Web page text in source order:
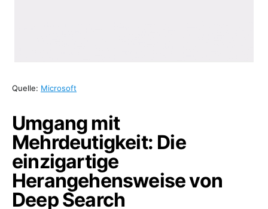
Quelle: Microsoft
Umgang mit
Mehrdeutigkeit: Die
einzigartige
Herangehensweise von
Deep Search